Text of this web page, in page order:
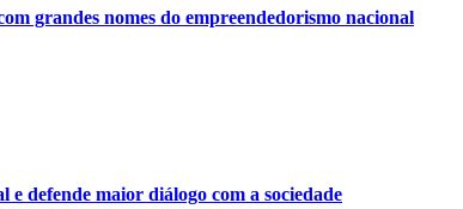
grandes nomes do empreendedorismo nacional
defende maior diálogo com a sociedade